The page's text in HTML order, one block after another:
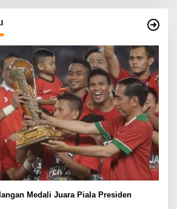
Medali Juara Piala Presiden